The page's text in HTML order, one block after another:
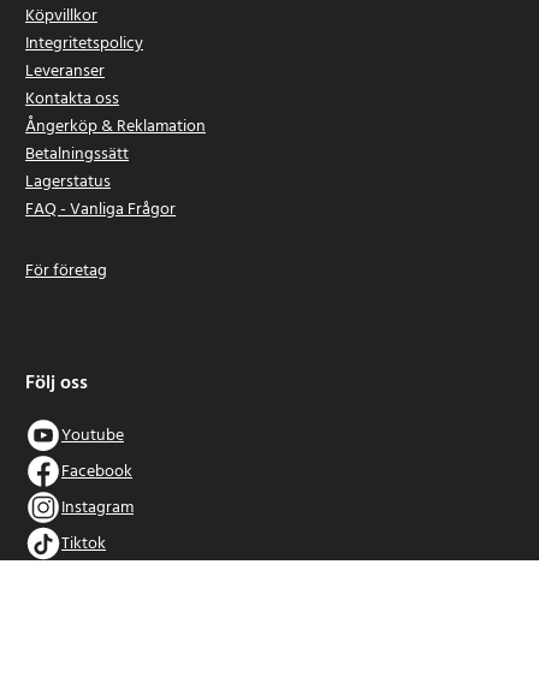
Köpvillkor
Integritetspolicy
Leveranser
Kontakta oss
Ångerköp & Reklamation
Betalningssätt
Lagerstatus
FAQ - Vanliga Frågor
För företag
Följ oss
Youtube
Facebook
Instagram
Tiktok